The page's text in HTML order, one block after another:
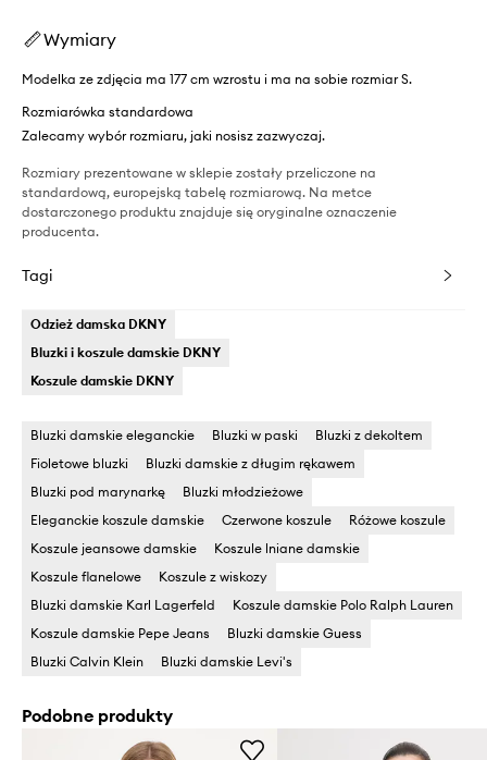
Wymiary
Modelka ze zdjęcia ma 177 cm wzrostu i ma na sobie rozmiar S.
Rozmiarówka standardowa
Zalecamy wybór rozmiaru, jaki nosisz zazwyczaj.
Rozmiary prezentowane w sklepie zostały przeliczone na
standardową, europejską tabelę rozmiarową. Na metce
dostarczonego produktu znajduje się oryginalne oznaczenie
producenta.
Tagi
Odzież damska DKNY
Bluzki i koszule damskie DKNY
Koszule damskie DKNY
Bluzki damskie eleganckie Bluzki w paski
Bluzki z dekoltem
Fioletowe bluzki
Bluzki damskie z długim rękawem
Bluzki pod marynarkę
Bluzki młodzieżowe
Eleganckie koszule damskie
Czerwone koszule
Różowe koszule
Koszule jeansowe damskie
Koszule lniane damskie
Koszule flanelowe
Koszule z wiskozy
Bluzki damskie Karl Lagerfeld
Koszule damskie Polo Ralph Lauren
Koszule damskie Pepe Jeans
Bluzki damskie Guess
Bluzki Calvin Klein
Bluzki damskie Levi's
Podobne produkty